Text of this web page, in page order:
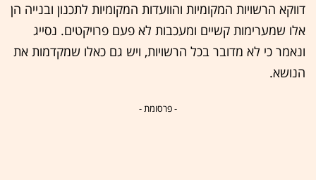
דווקא הרשויות המקומיות והוועדות המקומיות לתכנון ובנייה הן
אלו שמערימות קשיים ומעכבות לא פעם פרויקטים. נסייג
ונאמר כי לא מדובר בכל הרשויות, ויש גם כאלו שמקדמות את
הנושא.
- פרסומת -